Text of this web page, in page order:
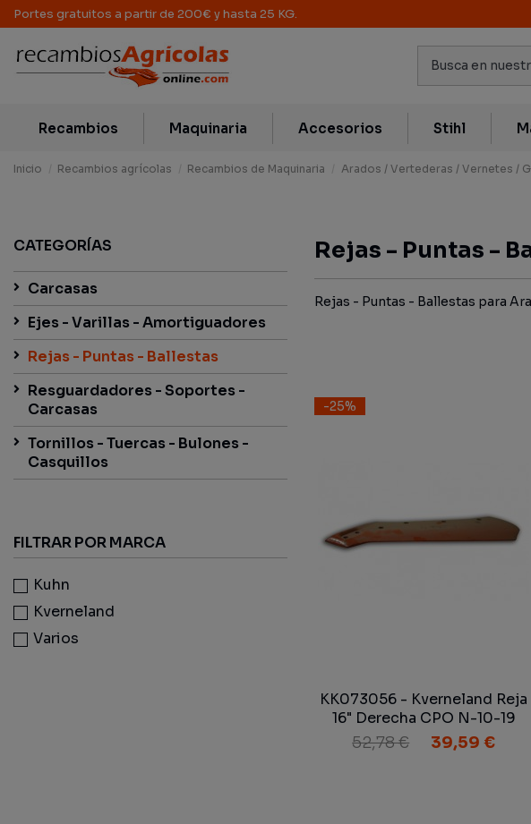
Portes gratuitos a partir de 200€ y hasta 25 KG.
Recambios Maquinaria Accesorios Stihl
Inicio Recambios agrícolas Recambios de Maquinaria Arados / Vertederas / Vernetes /
Rejas - Puntas -
Rejas - Puntas - Ballestas para
-25%
KK073056 - Kverneland Reja
16" Derecha CPO N-10-19
Arados
52,78 € 39,59 €
CATEGORÍAS
Carcasas
Ejes - Varillas - Amortiguadores
Rejas - Puntas - Ballestas
Resguardadores - Soportes -
Carcasas
Tornillos - Tuercas - Bulones -
Casquillos
FILTRAR POR MARCA
Kuhn
Kverneland
Varios